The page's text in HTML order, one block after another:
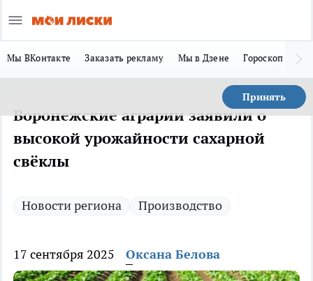
Мы ВКонтакте Заказать рекламу Мы в Дзене Гороскоп
Принять
Воронежские аграрии заявили о
высокой урожайности сахарной
свёклы
Новости региона Производство
17 сентября 2025 Оксана Белова